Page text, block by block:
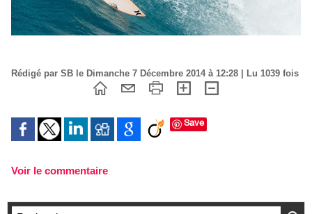
Rédigé par SB le Dimanche 7 Décembre 2014 à 12:28 | Lu 1039 fois
Save
Voir le commentaire